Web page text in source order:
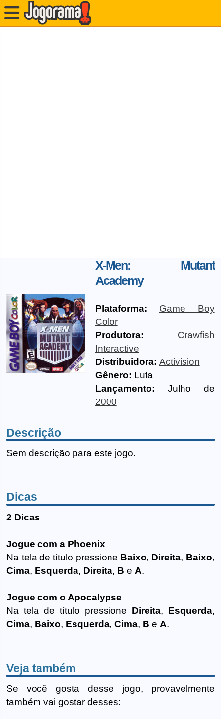
X-Men: Mutant
Academy
Plataforma:
Game Boy
Color
Produtora:
Crawfish
Interactive
Distribuidora: Activision
Gênero: Luta
Lançamento: Julho de
2000
Descrição
Sem descrição para este jogo.
Dicas
2 Dicas
Jogue com a Phoenix
Na tela de título pressione Baixo, Direita, Baixo,
Cima, Esquerda, Direita, B eA.
Jogue com o Apocalypse
Na tela de título pressione Direita, Esquerda,
Cima, Baixo, Esquerda,Cima, B eA.
Veja também
Se você gosta desse jogo, provavelmente
também vai gostar desses: